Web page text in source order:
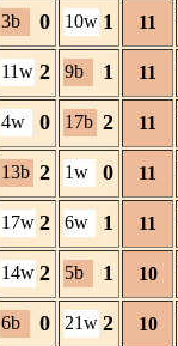
3b 0 10w 1 11
11w 2 9b 1 11
4w 0 17b 2 11
13b 2 1w 0 11
17w 2 6w 1 11
14w 2 5b 1 10
6b 0 21w 2 10